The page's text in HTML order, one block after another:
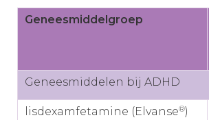
Geneesmiddelgroep
Geneesmiddelen bij ADHD
lisdexamfetamine (Elvanse®)